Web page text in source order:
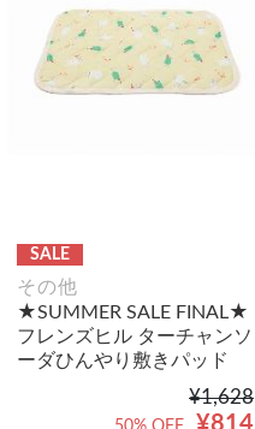
SALE
その他
★SUMMER SALE FINAL★
フレンズヒル ターチャンソ
ーダひんやり敷きパッド
¥1,628
¥814